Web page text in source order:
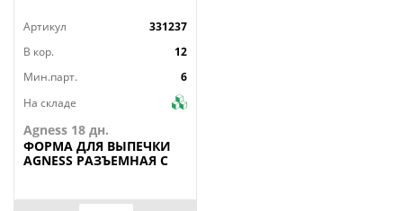
Артикул
331237
В кор.
12
Мин.парт.
6
На складе
Agness 18 дн.
ФОРМА ДЛЯ ВЫПЕЧКИ
AGNESS РАЗЪЕМНАЯ С